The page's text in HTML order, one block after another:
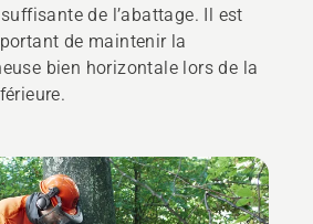
de l’abattage. Il est
de maintenir la
bien horizontale lors de la